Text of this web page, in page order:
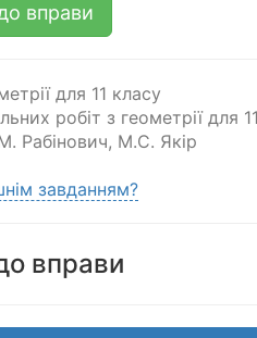
вправи
для 11 класу
робіт з геометрії для
Рабінович, М.С. Якір
завданням?
вправи